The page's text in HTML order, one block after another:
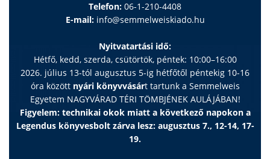
Telefon: 06-1-210-4408
E-mail: info@semmelweiskiado.hu
Nyitvatartási idő:
Hétfő, kedd, szerda, csütörtök, péntek: 10:00–16:00
2026. július 13-tól augusztus 5-ig hétfőtől péntekig 10-16
óra között nyári könyvvásárt tartunk a Semmelweis
Egyetem NAGYVÁRAD TÉRI TÖMBJÉNEK AULÁJÁBAN!
Figyelem: technikai okok miatt a következő napokon a
Legendus könyvesbolt zárva lesz: augusztus 7., 12-14, 17-
19.